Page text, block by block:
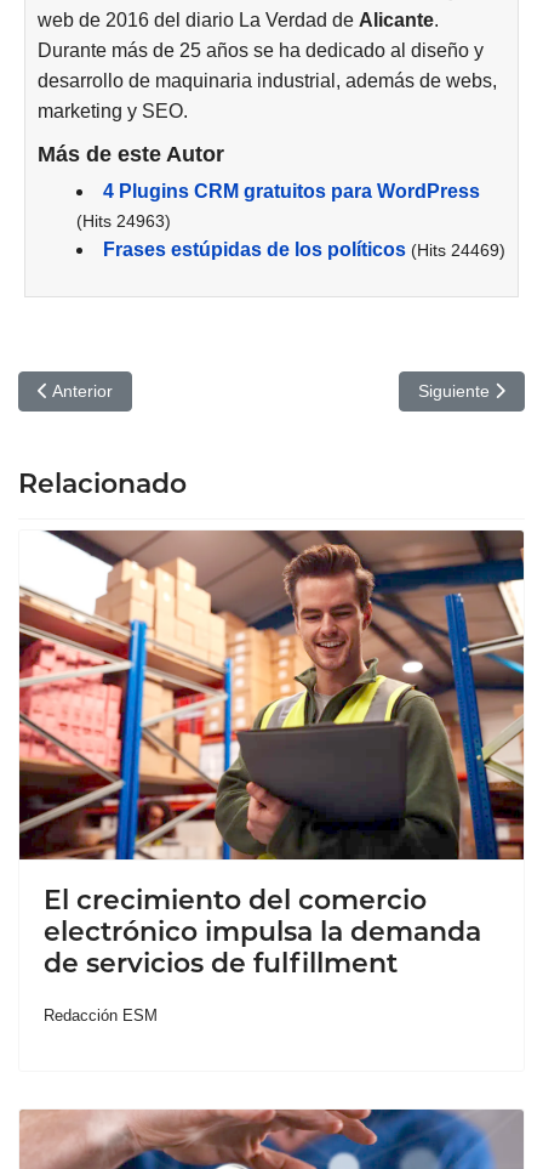
web de 2016 del diario La Verdad de Alicante.
Durante más de 25 años se ha dedicado al diseño y
desarrollo de maquinaria industrial, además de webs,
marketing y SEO.
Más de este Autor
4 Plugins CRM gratuitos para WordPress
(Hits 24963)
Frases estúpidas de los políticos (Hits 24469)
Artículo anterior: 2025, el año del trabajo en remoto
Anterior Artículo
Siguiente
Relacionado
El crecimiento del comercio
electrónico impulsa la demanda
de servicios de fulfillment
Redacción ESM